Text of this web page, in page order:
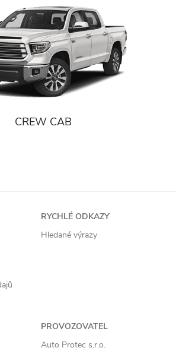
CREW CAB
RYCHLÉ ODKAZY
Hledané výrazy
PROVOZOVATEL
Auto Protec s.r.o.